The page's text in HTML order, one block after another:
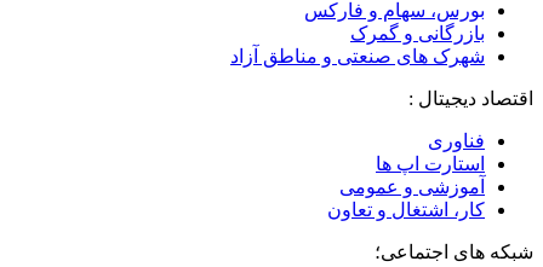
بورس، سهام و فارکس
بازرگانی و گمرک
شهرک های صنعتی و مناطق آزاد
اقتصاد دیجیتال :
فناوری
استارت اپ ها
آموزشی و عمومی
کار، اشتغال و تعاون
شبکه های اجتماعی؛